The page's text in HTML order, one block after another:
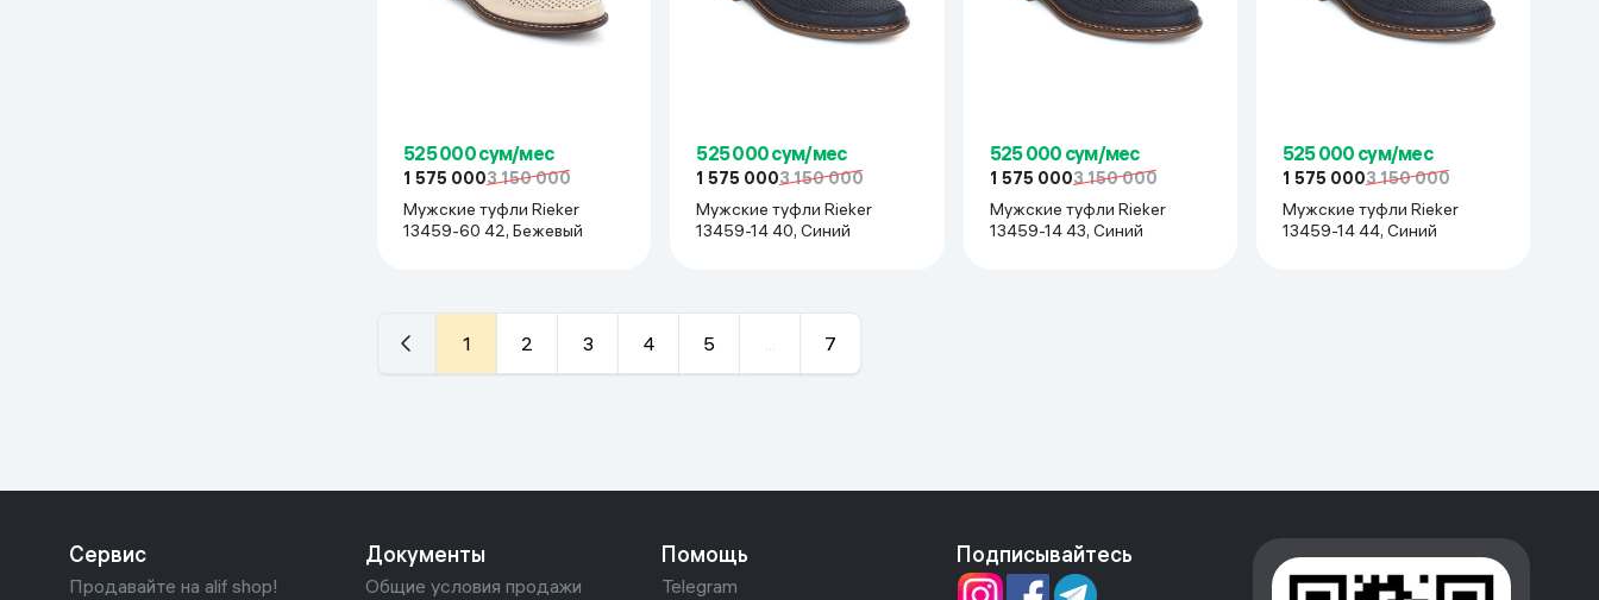
525 000 сум/мес
1 575 0003 150 000
Мужские туфли Rieker
13459-60 42, Бежевый
525 000 сум/мес
1 575 0003 150 000
Мужские туфли Rieker
13459-14 40, Синий
525 000 сум/мес
1 575 0003 150 000
Мужские туфли Rieker
13459-14 43, Синий
525 000 сум/мес
1 575 0003 150 000
Мужские туфли Rieker
13459-14 44, Синий
1 2 3 4 5 ... 7
Сервис
Продавайте на alif shop!
Документы
Общие условия продажи
Помощь
Telegram
Подписывайтесь